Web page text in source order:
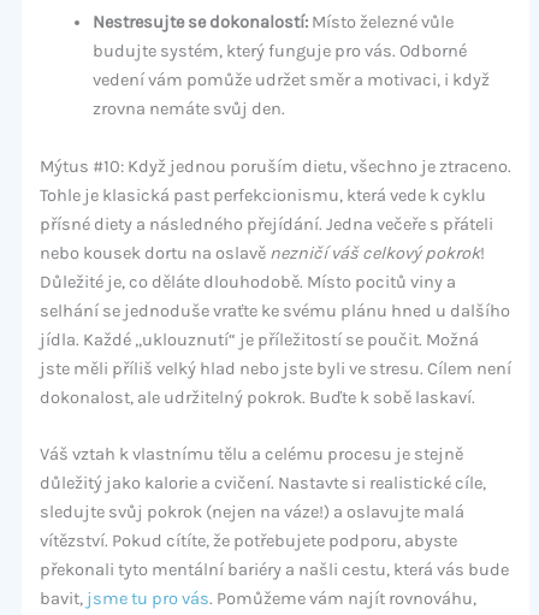
Nestresujte se dokonalostí:Místo železné vůle
budujte systém, který funguje pro vás. Odborné
vedení vám pomůže udržet směr a motivaci, i když
zrovna nemáte svůj den.
Mýtus #10: Když jednou poruším dietu, všechno je ztraceno.
Tohle je klasická past perfekcionismu, která vede k cyklu
přísné diety a následného přejídání. Jedna večeře s přáteli
nebo kousek dortu na oslavě nezničí váš celkový pokrok!
Důležité je, co děláte dlouhodobě. Místo pocitů viny a
selhání se jednoduše vraťte ke svému plánu hned u dalšího
jídla. Každé „uklouznutí“ je příležitostí se poučit. Možná
jste měli příliš velký hlad nebo jste byli ve stresu. Cílem není
dokonalost, ale udržitelný pokrok. Buďte k sobě laskaví.
Váš vztah k vlastnímu tělu a celému procesu je stejně
důležitý jako kalorie a cvičení. Nastavte si realistické cíle,
sledujte svůj pokrok (nejen na váze!) a oslavujte malá
vítězství. Pokud cítíte, že potřebujete podporu, abyste
překonali tyto mentální bariéry a našli cestu, která vás bude
bavit, jsme tu pro vás. Pomůžeme vám najít rovnováhu,